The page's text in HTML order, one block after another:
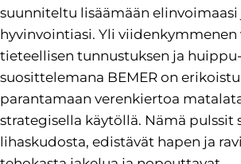
suunniteltu lisäämään elinvoimaasi
hyvinvointiasi. Yli viidenkymmenen
tieteellisen tunnustuksen ja
suosittelemana BEMER on
parantamaan verenkiertoa
strategisella käytöllä. Nämä pulssit
lihaskudosta, edistävät hapen ja